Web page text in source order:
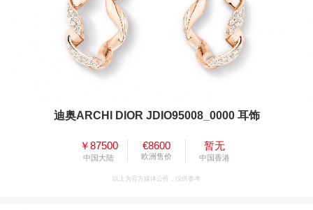
迪奥ARCHI DIOR JDIO95008_0000 耳饰
￥87500
中国大陆
€8600
欧洲售价
暂无
中国香港
以上为官方媒体公价，仅供参考